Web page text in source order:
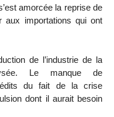
amorcée la reprise de
aux importations qui ont
de l’industrie de la
Le manque de
du fait de la crise
dont il aurait besoin